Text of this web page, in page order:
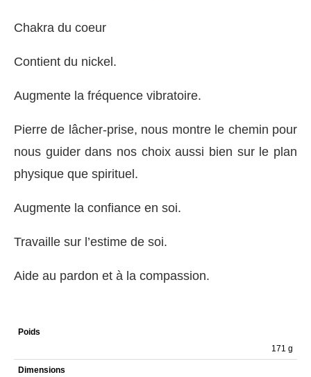
Chakra du coeur
Contient du nickel.
Augmente la fréquence vibratoire.
Pierre de lâcher-prise, nous montre le chemin pour
nous guider dans nos choix aussi bien sur le plan
physique que spirituel.
Augmente la confiance en soi.
Travaille sur l’estime de soi.
Aide au pardon et à la compassion.
Poids
171 g
Dimensions